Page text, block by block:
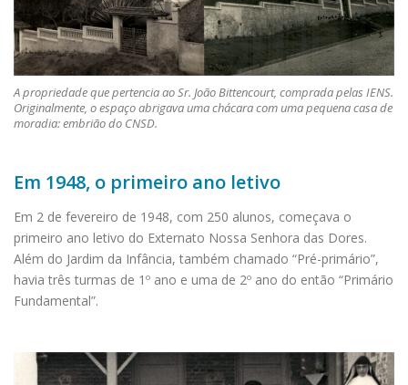
A propriedade que pertencia ao Sr. João Bittencourt, comprada pelas IENS.
Originalmente, o espaço abrigava uma chácara com uma pequena casa de
moradia: embrião do CNSD.
Em 1948, o primeiro ano letivo
Em 2 de fevereiro de 1948, com 250 alunos, começava o
primeiro ano letivo do Externato Nossa Senhora das Dores.
Além do Jardim da Infância, também chamado “Pré-primário”,
havia três turmas de 1º ano e uma de 2º ano do então “Primário
Fundamental”.